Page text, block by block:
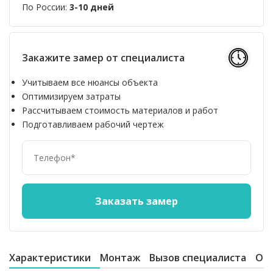
По России: 3-10 дней
Закажите замер от специалиста
Учитываем все нюансы объекта
Оптимизируем затраты
Рассчитываем стоимость материалов и работ
Подготавливаем рабочий чертеж
Характеристики Монтаж Вызов специалиста